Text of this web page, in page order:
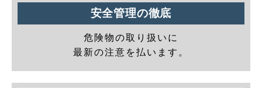
安全管理の徹底
危険物の取り扱いに
最新の注意を払います。